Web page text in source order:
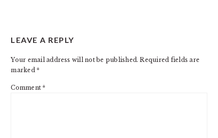
INTERACTIONS
LEAVE A REPLY
Your email address will not be published. Required fields are
marked*
Comment*